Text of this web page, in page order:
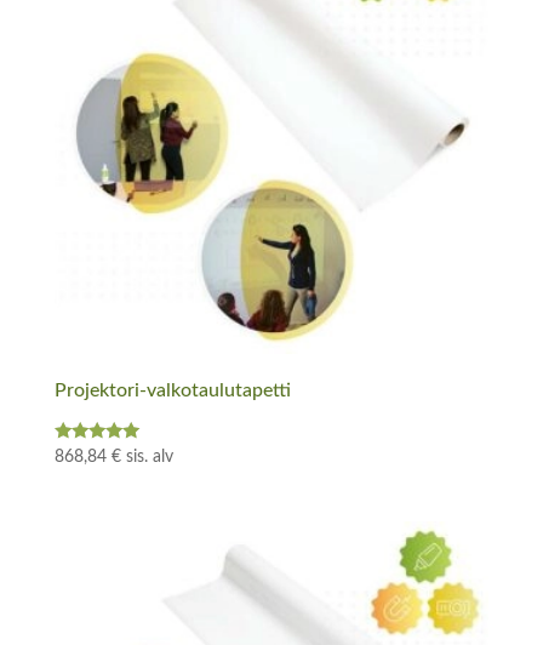
Projektori-valkotaulutapetti
Arvostelu
tuotteesta:
868,84 € sis. alv